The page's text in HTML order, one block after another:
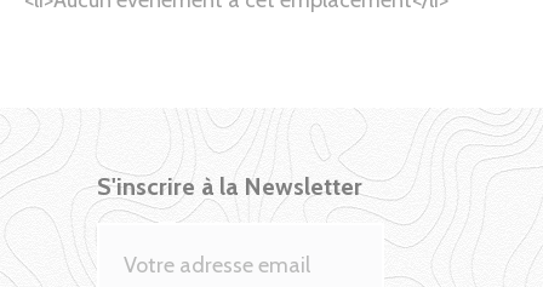
S'inscrire à la Newsletter